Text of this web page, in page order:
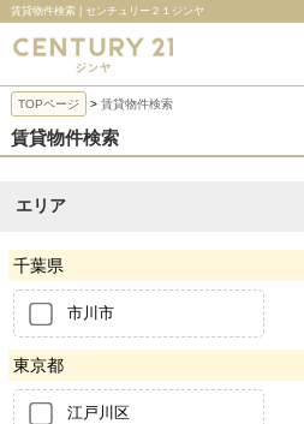
賃貸物件検索 | センチュリー２１ジンヤ
TOPページ 賃貸物件検索
賃貸物件検索
エリア
千葉県
市川市
東京都
江戸川区